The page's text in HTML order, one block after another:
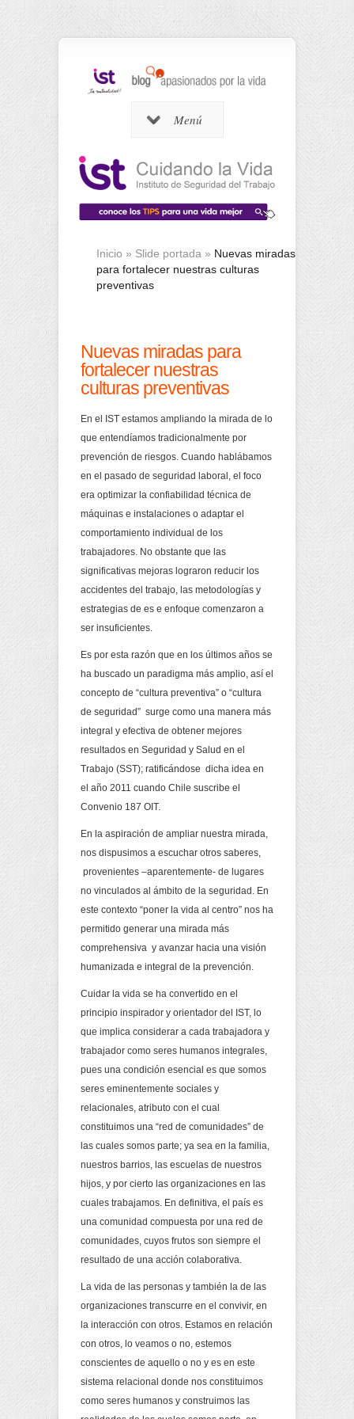
Menú
Inicio » Slide portada » Nuevas miradas
para fortalecer nuestras culturas
preventivas
Nuevas miradas para
fortalecer nuestras
culturas preventivas
En el IST estamos ampliando la mirada de lo
que entendíamos tradicionalmente por
prevención de riesgos. Cuando hablábamos
en el pasado de seguridad laboral, el foco
era optimizar la confiabilidad técnica de
máquinas e instalaciones o adaptar el
comportamiento individual de los
trabajadores. No obstante que las
significativas mejoras lograron reducir los
accidentes del trabajo, las metodologías y
estrategias de es e enfoque comenzaron a
ser insuficientes.
Es por esta razón que en los últimos años se
ha buscado un paradigma más amplio, así el
concepto de “cultura preventiva” o “cultura
de seguridad” surge como una manera más
integral y efectiva de obtener mejores
resultados en Seguridad y Salud en el
Trabajo (SST); ratificándose dicha idea en
el año 2011 cuando Chile suscribe el
Convenio 187 OIT.
En la aspiración de ampliar nuestra mirada,
nos dispusimos a escuchar otros saberes,
provenientes –aparentemente- de lugares
no vinculados al ámbito de la seguridad. En
este contexto “poner la vida al centro” nos ha
permitido generar una mirada más
comprehensiva y avanzar hacia una visión
humanizada e integral de la prevención.
Cuidar la vida se ha convertido en el
principio inspirador y orientador del IST, lo
que implica considerar a cada trabajadora y
trabajador como seres humanos integrales,
pues una condición esencial es que somos
seres eminentemente sociales y
relacionales, atributo con el cual
constituimos una “red de comunidades” de
las cuales somos parte; ya sea en la familia,
nuestros barrios, las escuelas de nuestros
hijos, y por cierto las organizaciones en las
cuales trabajamos. En definitiva, el país es
una comunidad compuesta por una red de
comunidades, cuyos frutos son siempre el
resultado de una acción colaborativa.
La vida de las personas y también la de las
organizaciones transcurre en el convivir, en
la interacción con otros. Estamos en relación
con otros, lo veamos o no, estemos
conscientes de aquello o no y es en este
sistema relacional donde nos constituimos
como seres humanos y construimos las